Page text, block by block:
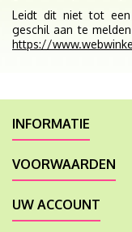
Leidt dit niet tot
geschil aan te
https://
INFORMATIE
VOORWAARDEN
UW ACCOUNT